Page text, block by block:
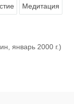
Медитация
январь 2000 г.)